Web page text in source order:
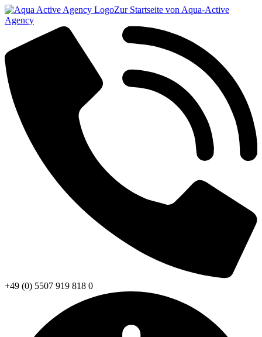
Zur Startseite von Aqua-Active
Agency
+49 (0) 5507 919 818 0